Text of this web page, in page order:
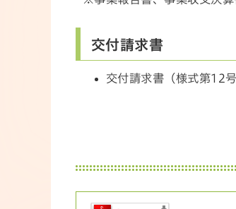
交付請求書
交付請求書（様式第12号